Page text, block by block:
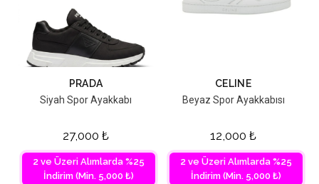
PRADA
Siyah Spor Ayakkabı
27,000 ₺
2 ve Üzeri Alımlarda %25
İndirim (Min. 5,000 ₺)
CELINE
Beyaz Spor Ayakkabısı
12,000 ₺
2 ve Üzeri Alımlarda %25
İndirim (Min. 5,000 ₺)